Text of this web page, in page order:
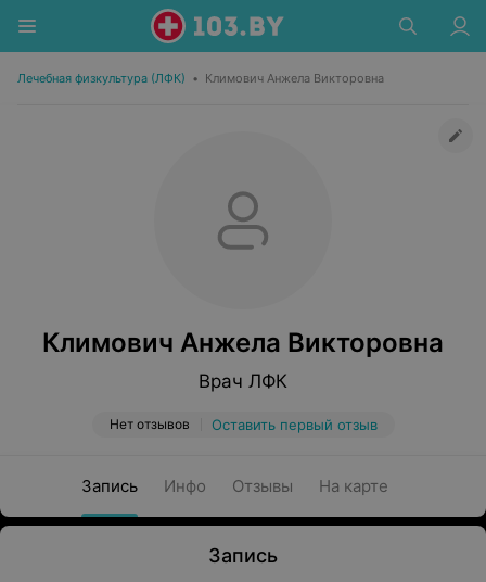
Лечебная физкультура (ЛФК) • Климович Анжела Викторовна
Климович Анжела Викторовна
Врач ЛФК
Нет отзывов Оставить первый отзыв
Запись Инфо Отзывы На карте
Запись